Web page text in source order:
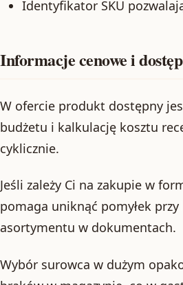
Identyfikator SKU
Informacje cenowe i
W ofercie produkt dostępny
budżetu i kalkulację kosztu
cyklicznie.
Jeśli zależy Ci na zakupie w
pomaga uniknąć pomyłek
asortymentu w dokumentach.
Wybór surowca w dużym